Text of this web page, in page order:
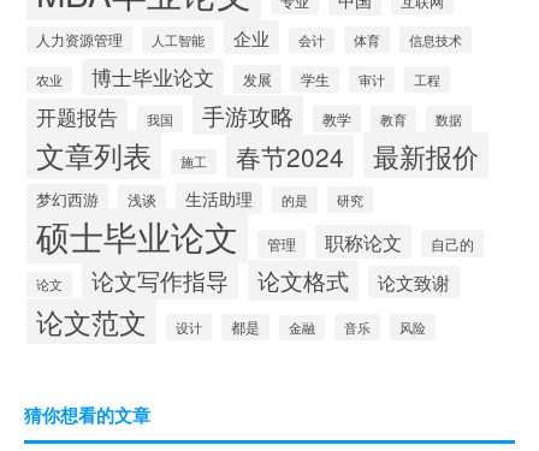
人力资源管理
人工智能 企业 会计 体育 信息技术
农业 博士毕业论文 发展 学生 审计 工程
开题报告 我国 手游攻略 教学 教育 数据
文章列表 施工 春节2024 最新报价
梦幻西游 浅谈 生活助理 的是 研究
硕士毕业论文 管理 职称论文 自己的
论文 论文写作指导 论文格式 论文致谢
论文范文 设计 都是 金融 音乐 风险
猜你想看的文章